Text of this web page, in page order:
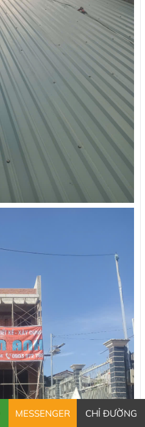
MESSENGER CHỈ ĐƯỜNG